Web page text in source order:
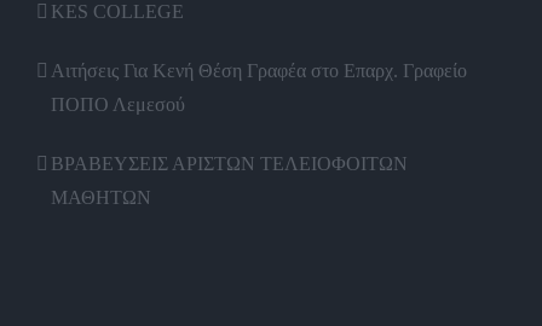
KES COLLEGE
Αιτήσεις Για Κενή Θέση Γραφέα στο Επαρχ. Γραφείο
ΠΟΠΟ Λεμεσού
ΒΡΑΒΕΥΣΕΙΣ ΑΡΙΣΤΩΝ ΤΕΛΕΙΟΦΟΙΤΩΝ
ΜΑΘΗΤΩΝ